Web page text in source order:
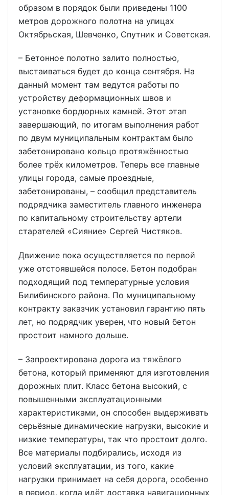
образом в порядок были приведены 1100
метров дорожного полотна на улицах
Октябрьская, Шевченко, Спутник и Советская.
– Бетонное полотно залито полностью,
выстаиваться будет до конца сентября. На
данный момент там ведутся работы по
устройству деформационных швов и
установке бордюрных камней. Этот этап
завершающий, по итогам выполнения работ
по двум муниципальным контрактам было
забетонировано кольцо протяжённостью
более трёх километров. Теперь все главные
улицы города, самые проездные,
забетонированы, – сообщил представитель
подрядчика заместитель главного инженера
по капитальному строительству артели
старателей «Сияние» Сергей Чистяков.
Движение пока осуществляется по первой
уже отстоявшейся полосе. Бетон подобран
подходящий под температурные условия
Билибинского района. По муниципальному
контракту заказчик установил гарантию пять
лет, но подрядчик уверен, что новый бетон
простоит намного дольше.
– Запроектирована дорога из тяжёлого
бетона, который применяют для изготовления
дорожных плит. Класс бетона высокий, с
повышенными эксплуатационными
характеристиками, он способен выдерживать
серьёзные динамические нагрузки, высокие и
низкие температуры, так что простоит долго.
Все материалы подбирались, исходя из
условий эксплуатации, из того, какие
нагрузки принимает на себя дорога, особенно
в период, когда идёт доставка навигационных